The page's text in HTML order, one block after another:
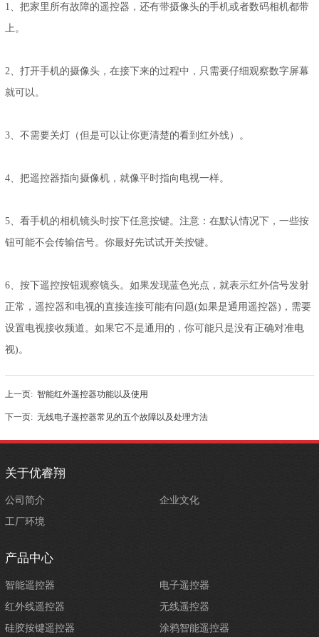
1、把家里所有故障的遥控器，还有带摄像头的手机或者数码相机都带
上。
2、打开手机的摄像头，在接下来的过程中，只需要仔细观察数字屏幕
就可以。
3、不需要关灯（但是可以让你更清楚的看到红外线）。
4、把遥控器指向摄像机，就像平时指向电视一样。
5、看手机的相机镜头时按下任意按键。注意：在默认情况下，一些按
钮可能不会传输信号。你最好先试试开关按键。
6、按下遥控按钮观察镜头。如果发现蓝色光点，就表示红外信号发射
正常，遥控器和电视的直接连接可能有问题(如果是通用遥控器)，需要
设置电视接收频道。如果它不是通用的，你可能只是没有正确对准电
视)。
上一页: 智能红外遥控器功能以及使用
下一页: 无线电子遥控器常见的五个故障以及处理方法
关于优睿翔
公司简介
企业文化
工厂环境
产品中心
智能遥控器
电子遥控器
红外线遥控器
无线遥控器
硅胶按键遥控器
涂鸦智能遥控器